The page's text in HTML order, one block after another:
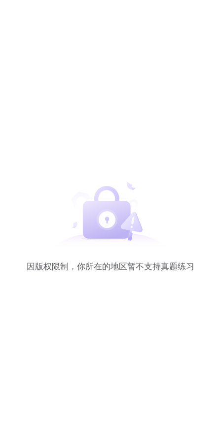
因版权限制，你所在的地区暂不支持真题练习